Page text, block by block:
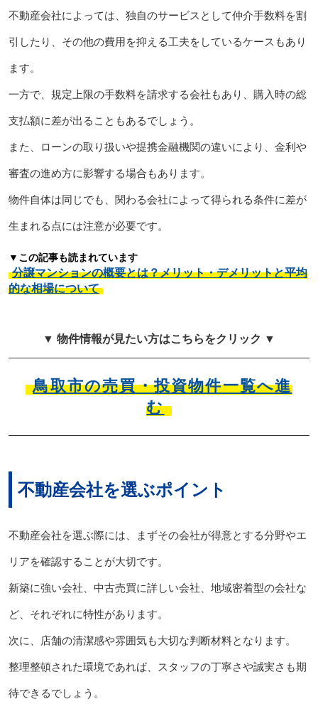
不動産会社によっては、独自のサービスとして仲介手数料を割
引したり、その他の費用を抑える工夫をしているケースもあり
ます。
一方で、規定上限の手数料を請求する会社もあり、購入時の総
支払額に差が出ることもあるでしょう。
また、ローンの取り扱いや提携金融機関の違いにより、金利や
審査の進め方に影響する場合もあります。
物件自体は同じでも、関わる会社によって得られる条件に差が
生まれる点には注意が必要です。
▼この記事も読まれています
分譲マンションの概要とは？メリット・デメリットと平均
的な相場について
▼ 物件情報が見たい方はこちらをクリック ▼
鳥取市の売買・投資物件一覧へ進
む
不動産会社を選ぶポイント
不動産会社を選ぶ際には、まずその会社が得意とする分野やエ
リアを確認することが大切です。
新築に強い会社、中古売買に詳しい会社、地域密着型の会社な
ど、それぞれに特性があります。
次に、店舗の清潔感や雰囲気も大切な判断材料となります。
整理整頓された環境であれば、スタッフの丁寧さや誠実さも期
待できるでしょう。